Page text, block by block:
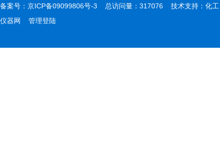
备案号： 京ICP备09099806号-3 总访问量：317076 技术支持： 化工
仪器网
管理登陆